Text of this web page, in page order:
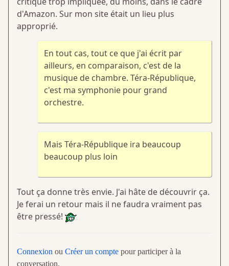
d'Amazon. Sur mon site était un lieu plus
approprié.
En tout cas, tout ce que j'ai écrit par
ailleurs, en comparaison, c'est de la
musique de chambre. Téra-République,
c'est ma symphonie pour grand
orchestre.
Mais Téra-République ira beaucoup
beaucoup plus loin
Tout ça donne très envie. J'ai hâte de découvrir ça.
Je ferai un retour mais il ne faudra vraiment pas
être pressé!
Connexion ou Créer un compte pour participer à la
conversation.